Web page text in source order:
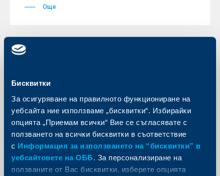
Бисквитки
За осигуряване на правилното функциониране на
уебсайта ние използваме „бисквитки“. Избирайки
опцията „Приемам всички“ Вие се съгласявате с
ползването на всички бисквитки в съответствие
с Информация за използването на “бисквитки” в
уебсайтовете на ОББ. За персонализиране на
ползваните от Вас бисквитки, изберете опцията
Още
Райфайзенбанк (България) – “Най-
добра банка на облигационния
пазар в България”
31 юли 2006
финансово списание Euromoney определи
Райфайзен Интернешънъл Банк-Холдинг АГ и
нейната компания–майка Райфайзен Централбанк
Австрия АГ (РЦБ) за “Най- добра банка в Централна